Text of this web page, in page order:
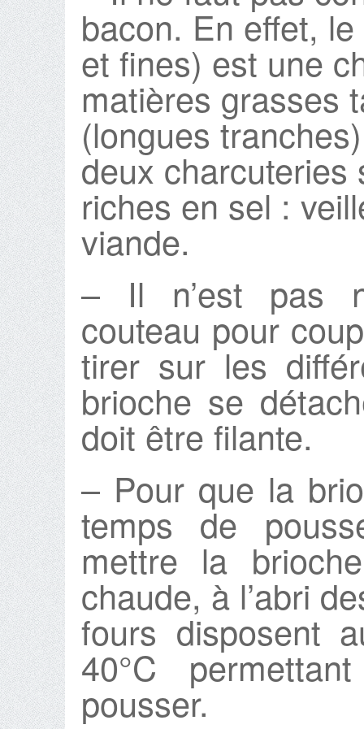
bacon. En effet,
et fines) est une
matières grasses
(longues
deux
riches en sel :
viande.
– Il n’est pas
couteau pour
tirer sur les
brioche se
doit être filante.
– Pour que la
temps de
mettre la
chaude, à l’abri
fours disposent
40°C
pousser.